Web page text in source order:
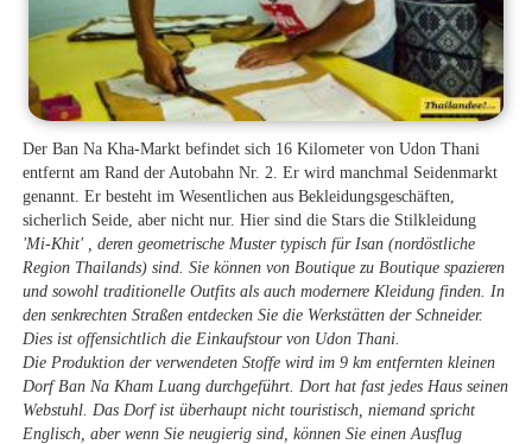
Der Ban Na Kha-Markt befindet sich 16 Kilometer von Udon Thani
entfernt am Rand der Autobahn Nr. 2. Er wird manchmal Seidenmarkt
genannt. Er besteht im Wesentlichen aus Bekleidungsgeschäften,
sicherlich Seide, aber nicht nur. Hier sind die Stars die Stilkleidung
'Mi-Khit'
, deren geometrische Muster typisch für Isan (nordöstliche
Region Thailands) sind. Sie können von Boutique zu Boutique spazieren
und sowohl traditionelle Outfits als auch modernere Kleidung finden. In
den senkrechten Straßen entdecken Sie die Werkstätten der Schneider.
Dies ist offensichtlich die Einkaufstour von Udon Thani.
Die Produktion der verwendeten Stoffe wird im 9 km entfernten kleinen
Dorf Ban Na Kham Luang durchgeführt. Dort hat fast jedes Haus seinen
Webstuhl. Das Dorf ist überhaupt nicht touristisch, niemand spricht
Englisch, aber wenn Sie neugierig sind, können Sie einen Ausflug